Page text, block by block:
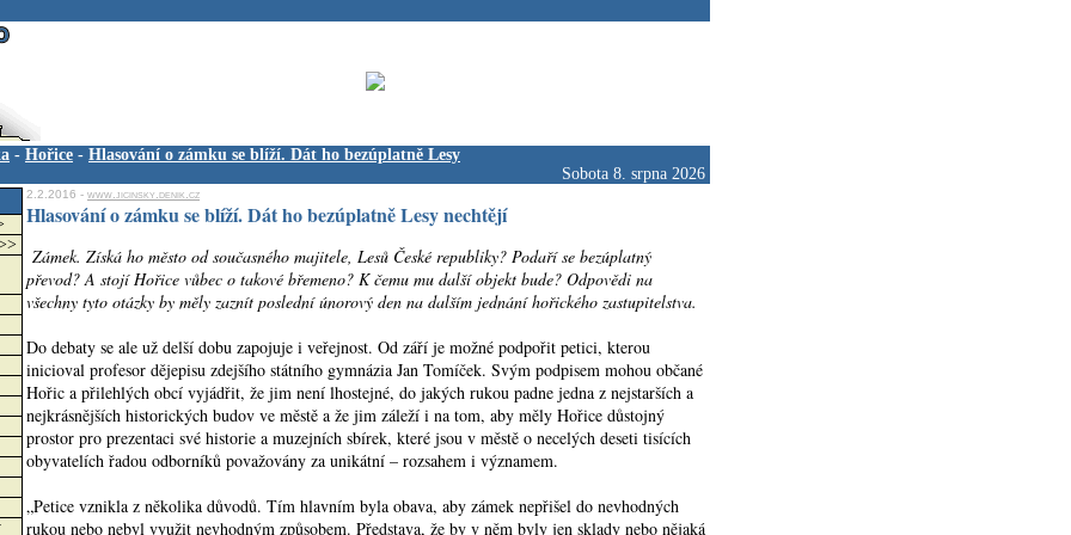
- Hořice - Hlasování o zámku se blíží. Dát ho bezúplatně Lesy
Sobota 8. srpna 2026
2.2.2016 - www.jicinsky.denik.cz
Hlasování o zámku se blíží. Dát ho bezúplatně Lesy nechtějí
Zámek. Získá ho město od současného majitele, Lesů České republiky? Podaří se bezúplatný
převod? A stojí Hořice vůbec o takové břemeno? K čemu mu další objekt bude? Odpovědi na
všechny tyto otázky by měly zaznít poslední únorový den na dalším jednání hořického zastupitelstva.
Do debaty se ale už delší dobu zapojuje i veřejnost. Od září je možné podpořit petici, kterou
inicioval profesor dějepisu zdejšího státního gymnázia Jan Tomíček. Svým podpisem mohou občané
Hořic a přilehlých obcí vyjádřit, že jim není lhostejné, do jakých rukou padne jedna z nejstarších a
nejkrásnějších historických budov ve městě a že jim záleží i na tom, aby měly Hořice důstojný
prostor pro prezentaci své historie a muzejních sbírek, které jsou v městě o necelých deseti tisících
obyvatelích řadou odborníků považovány za unikátní – rozsahem i významem.
„Petice vznikla z několika důvodů. Tím hlavním byla obava, aby zámek nepřišel do nevhodných
rukou nebo nebyl využit nevhodným způsobem. Představa, že by v něm byly jen sklady nebo nějaká